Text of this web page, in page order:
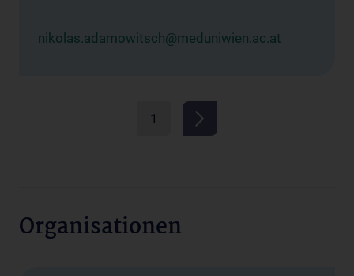
nikolas.adamowitsch@meduniwien.ac.at
1
Organisationen